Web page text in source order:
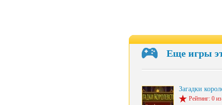
Еще игры
Загадки
Рейтинг: 0